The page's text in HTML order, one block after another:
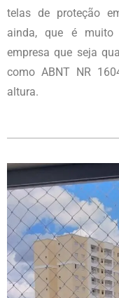
telas de proteção
ainda, que é muito
empresa que seja
como ABNT NR
altura.